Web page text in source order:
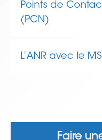
Points de
(PCN)
L’ANR avec le
Faire